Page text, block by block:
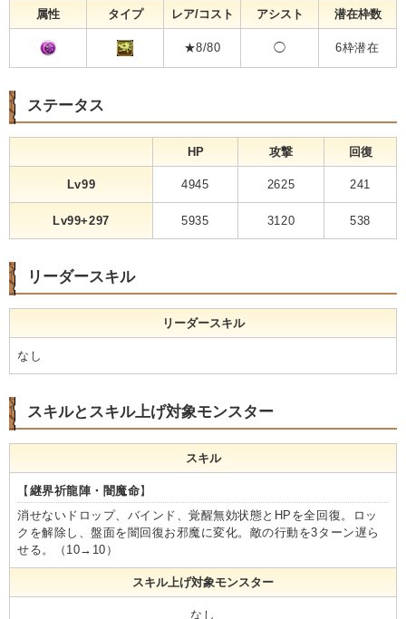
属性 タイプ レア/コスト アシスト 潜在枠数
★8/80 ◯ 6枠潜在
ステータス
HP 攻撃 回復
Lv99 4945 2625 241
Lv99+297 5935 3120 538
リーダースキル
リーダースキル
なし
スキルとスキル上げ対象モンスター
スキル
【継界祈龍陣・闇魔命】
消せないドロップ、バインド、覚醒無効状態とHPを全回復。ロッ
クを解除し、盤面を闇回復お邪魔に変化。敵の行動を3ターン遅ら
せる。（10→10）
スキル上げ対象モンスター
なし